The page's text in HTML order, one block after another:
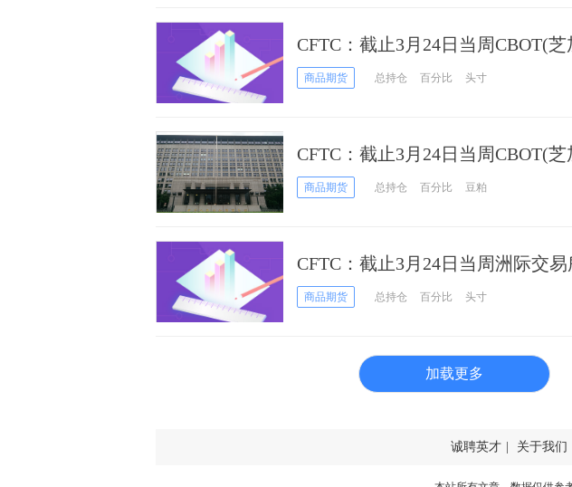
CFTC：截止3月24日当周CBOT(
期货和期权持仓报告
商品期货 总持仓 百分比 头寸
CFTC：截止3月24日当周CBOT(
期货和期权持仓报告
商品期货 总持仓 百分比 豆粕
CFTC：截止3月24日当周洲际交
权持仓报告
商品期货 总持仓 百分比 头寸
加载更多
诚聘英才 关于我们